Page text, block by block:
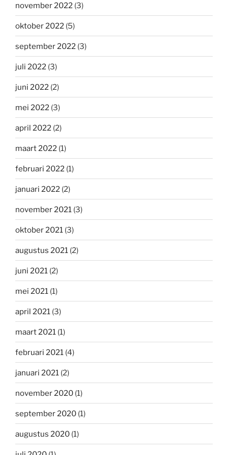
november 2022 (3)
oktober 2022 (5)
september 2022 (3)
juli 2022 (3)
juni 2022 (2)
mei 2022 (3)
april 2022 (2)
maart 2022 (1)
februari 2022 (1)
januari 2022 (2)
november 2021 (3)
oktober 2021 (3)
augustus 2021 (2)
juni 2021 (2)
mei 2021 (1)
april 2021 (3)
maart 2021 (1)
februari 2021 (4)
januari 2021 (2)
november 2020 (1)
september 2020 (1)
augustus 2020 (1)